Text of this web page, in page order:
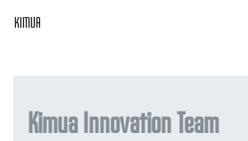
KIMUA
Kimua Innovation Team